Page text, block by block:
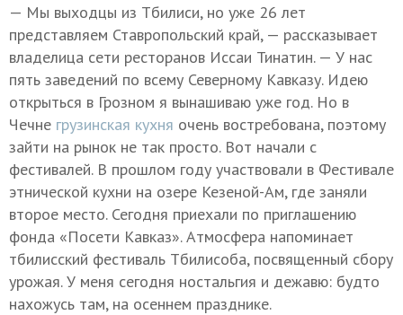
— Мы выходцы из Тбилиси, но уже 26 лет
представляем Ставропольский край, — рассказывает
владелица сети ресторанов Иссаи Тинатин. — У нас
пять заведений по всему Северному Кавказу. Идею
открыться в Грозном я вынашиваю уже год. Но в
Чечне грузинская кухня очень востребована, поэтому
зайти на рынок не так просто. Вот начали с
фестивалей. В прошлом году участвовали в Фестивале
этнической кухни на озере Кезеной-Ам, где заняли
второе место. Сегодня приехали по приглашению
фонда «Посети Кавказ». Атмосфера напоминает
тбилисский фестиваль Тбилисоба, посвященный сбору
урожая. У меня сегодня ностальгия и дежавю: будто
нахожусь там, на осеннем празднике.